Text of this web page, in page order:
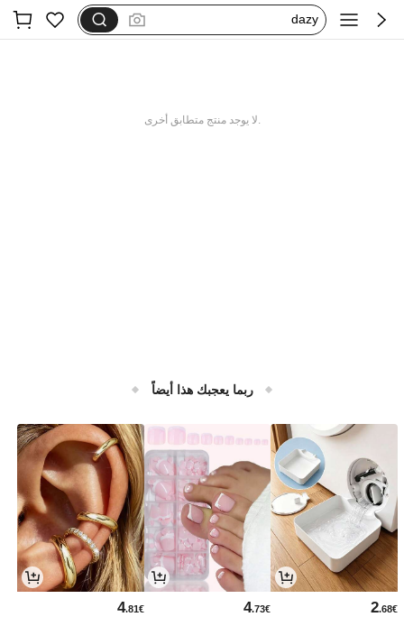
dazy
.لا يوجد منتج متطابق أخرى
ربما يعجبك هذا أيضاً
2.68€
4.73€
4.81€